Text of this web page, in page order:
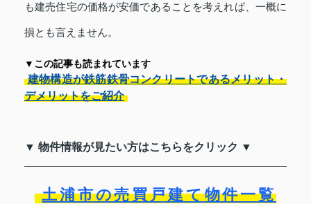
も建売住宅の価格が安価であることを考えれば、一概に
損とも言えません。
▼この記事も読まれています
建物構造が鉄筋鉄骨コンクリートであるメリット・
デメリットをご紹介
▼ 物件情報が見たい方はこちらをクリック ▼
土浦市の売買戸建て物件一覧